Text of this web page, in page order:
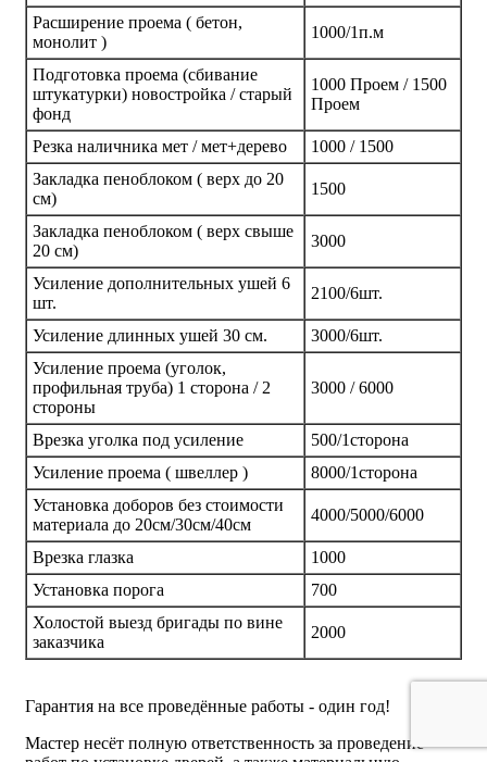
Расширение проема ( бетон,
монолит )
1000/1п.м
Подготовка проема (сбивание
штукатурки) новостройка / старый
фонд
1000 Проем / 1500
Проем
Резка наличника мет / мет+дерево
1000 / 1500
Закладка пеноблоком ( верх до 20
см)
1500
Закладка пеноблоком ( верх свыше
20 см)
3000
Усиление дополнительных ушей 6
шт.
2100/6шт.
Усиление длинных ушей 30 см.
3000/6шт.
Усиление проема (уголок,
профильная труба) 1 сторона / 2
стороны
3000 / 6000
Врезка уголка под усиление
500/1сторона
Усиление проема ( швеллер )
8000/1сторона
Установка доборов без стоимости
материала до 20см/30см/40см
4000/5000/6000
Врезка глазка
1000
Установка порога
700
Холостой выезд бригады по вине
заказчика
2000
Гарантия на все проведённые работы - один год!
Мастер несёт полную ответственность за проведение